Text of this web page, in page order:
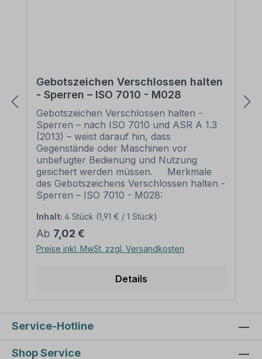
Gebotszeichen Verschlossen halten
- Sperren – ISO 7010 - M028
Gebotszeichen Verschlossen halten -
Sperren – nach ISO 7010 und ASR A 1.3
(2013) – weist darauf hin, dass
Gegenstände oder Maschinen vor
unbefugter Bedienung und Nutzung
gesichert werden müssen. Merkmale
des Gebotszeichens Verschlossen halten -
Sperren – ISO 7010 - M028:
und Rand weiß Norm: nach ISO 7010 und
ASR A 1.3 (2013) Material: Selbstklebende
Folie PVC - Hartschaum 3 mm
Aluminium 2 mm Abmessungen: Ø 100
mm – Erkennungsweite bis 8 m Ø 300
mm – Erkennungsweite bis 16 m Ø 500
mm – Erkennungsweite bis 20 m
Verpackungseinheiten: 1 Gebotszeichen
Kennzeichnung Bitte beachten Sie: Dieses
Inhalt: 4 Stück (1,91 € / 1 Stück)
Regulärer Preis:
Ab 7,02 €
Preise inkl. MwSt. zzgl. Versandkosten
Details
Service-Hotline
Shop Service